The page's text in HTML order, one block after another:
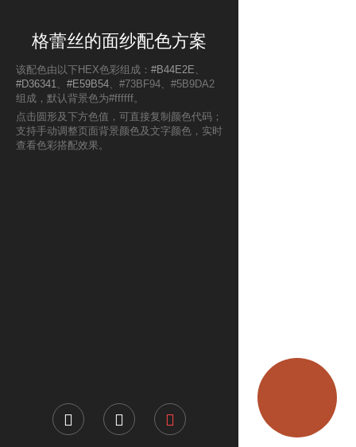
格蕾丝的面纱配色方案
该配色由以下HEX色彩组成： #B44E2E 、
#D36341、 #E59B54、#73BF94、#5B9DA2
组成，默认背景色为#ffffff。
点击圆形及下方色值，可直接复制颜色代码；
支持手动调整页面背景颜色及文字颜色，实时
查看色彩搭配效果。